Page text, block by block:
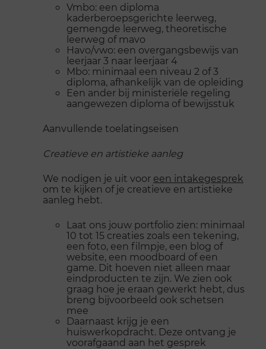
Vmbo: een diploma
kaderberoepsgerichte leerweg,
gemengde leerweg, theoretische
leerweg of mavo
Havo/vwo: een overgangsbewijs van
leerjaar 3 naar leerjaar 4
Mbo: minimaal een niveau 2 of 3
diploma, afhankelijk van de opleiding
Een ander bij ministeriële regeling
aangewezen diploma of bewijsstuk
Aanvullende toelatingseisen
Creatieve en artistieke aanleg
We nodigen je uit voor een intakegesprek
om te kijken of je creatieve en artistieke
aanleg hebt.
Laat ons jouw portfolio zien: minimaal
10 tot 15 creaties zoals een tekening,
een foto, een filmpje, een blog of
website, een moodboard of een
game. Dit hoeven niet alleen maar
eindproducten te zijn. We zien ook
graag hoe je eraan gewerkt hebt, dus
breng bijvoorbeeld ook schetsen
mee
Daarnaast krijg je een
huiswerkopdracht. Deze ontvang je
voorafgaand aan het gesprek